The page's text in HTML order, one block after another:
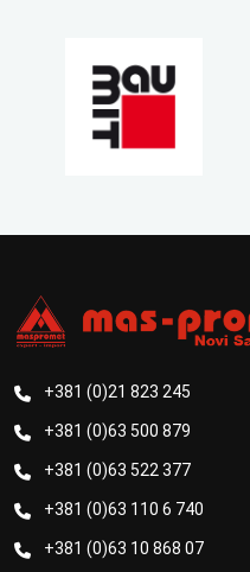
+381 (0)21 823 245
+381 (0)63 500 879
+381 (0)63 522 377
+381 (0)63 110 6 740
+381 (0)63 10 868 07